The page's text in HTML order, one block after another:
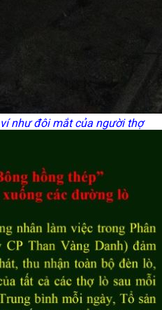
như đôi mắt của người thợ